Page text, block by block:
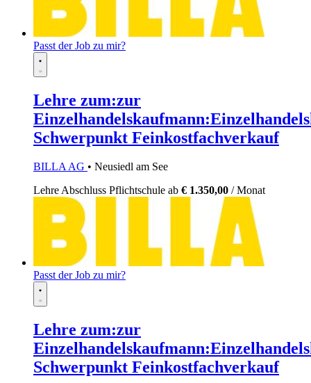
Passt der Job zu mir?
Lehre zum:zur
Schwerpunkt Feinkostfachverkauf
BILLA AG • Neusiedl am See
LehreAbschluss Pflichtschule ab € 1.350,00 / Monat
Passt der Job zu mir?
Lehre zum:zur
Schwerpunkt Feinkostfachverkauf